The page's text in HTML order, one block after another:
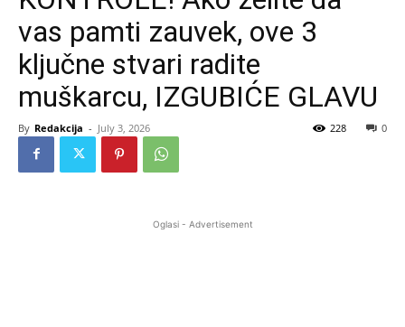
vas pamti zauvek, ove 3
ključne stvari radite
muškarcu, IZGUBIĆE GLAVU
By Redakcija - July 3, 2026 0
228
Oglasi - Advertisement